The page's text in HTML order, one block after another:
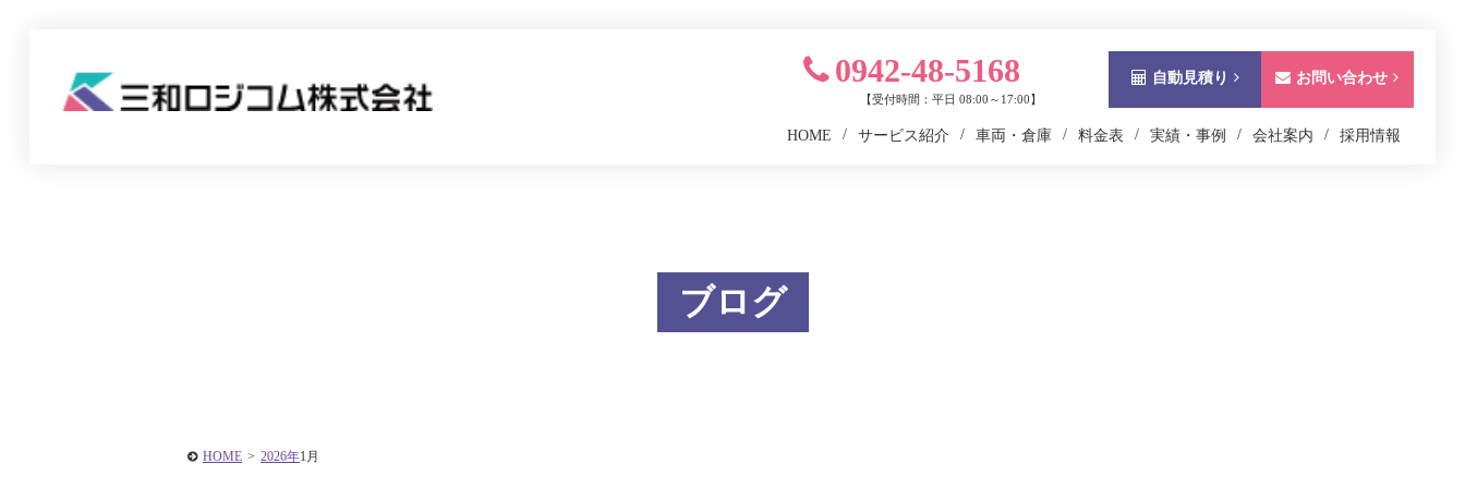
HOME サービス紹介 車両・倉庫 料金表 実績・事例 会社案内 採用情報
0942-48-5168
【受付時間：平日 08:00～17:00】
自動見積り お問い合わせ
ブログ
HOME > 2026年1月